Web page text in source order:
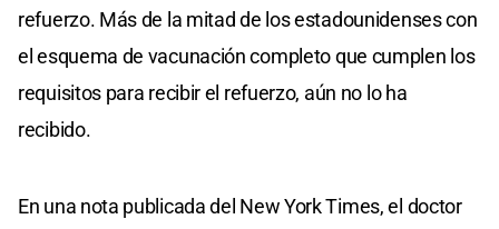
refuerzo. Más de la mitad de los estadounidenses con
el esquema de vacunación completo que cumplen los
requisitos para recibir el refuerzo, aún no lo ha
recibido.
En una nota publicada del New York Times, el doctor